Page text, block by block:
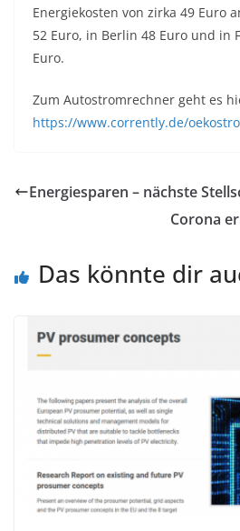
Energiekosten von zirka 49 Euro
52 Euro, in Berlin 48 Euro und in
Euro.
Zum Autostromrechner geht es
https://www.corrently.de/
Energiesparen – nächste
Corona
Das könnte dir